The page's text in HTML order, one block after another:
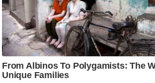
स्थ
ल
फि
ट
ने
स